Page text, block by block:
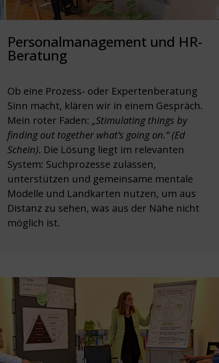
Personalmanagement und HR-
Beratung
Ob eine Prozess- oder Expertenberatung
Sinn macht, klären wir in einem Gespräch.
Mein roter Faden: „Stimulating things by
finding out together what’s going on.” (Ed
Schein). Die Lösung liegt im relevanten
System: Suchprozesse zulassen,
unterstützen und gemeinsame mentale
Modelle und Landkarten nutzen, um aus
Distanz zu sehen, was aus der Nähe nicht
möglich ist.